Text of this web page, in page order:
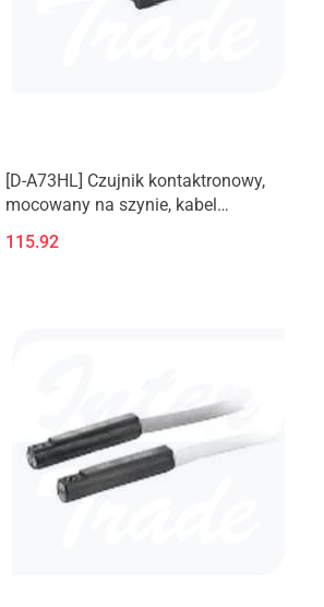
[D-A73HL] Czujnik kontaktronowy,
mocowany na szynie, kabel
115.92